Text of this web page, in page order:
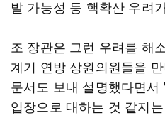
발 가능성 등 핵확산 우려
조 장관은 그런 우려를 해
계기 연방 상원의원들을
문서도 보내 설명했다면
입장으로 대하는 것 같지